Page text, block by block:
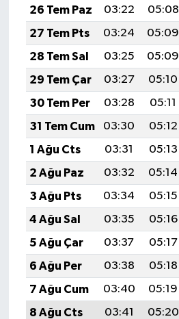
26 Tem Paz
03:22 05:08
27 Tem Pts
03:24 05:09
28 Tem Sal
03:25 05:09
29 Tem Çar
03:27 05:10
30 Tem Per
03:28 05:11
31 Tem Cum
03:30 05:12
1 Ağu Cts
03:31 05:13
2 Ağu Paz
03:32 05:14
3 Ağu Pts
03:34 05:15
4 Ağu Sal
03:35 05:16
5 Ağu Çar
03:37 05:17
6 Ağu Per
03:38 05:18
7 Ağu Cum
03:40 05:19
8 Ağu Cts
03:41 05:20